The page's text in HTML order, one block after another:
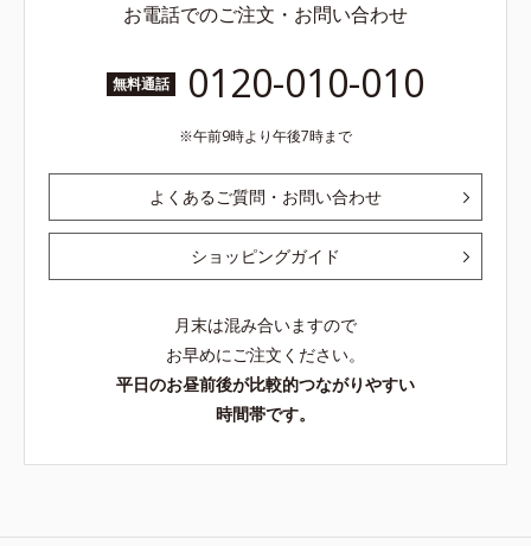
お電話でのご注文・お問い合わせ
無料通話 0120-010-010
午前9時より午後7時まで
よくあるご質問・お問い合わせ
ショッピングガイド
月末は混み合いますので
お早めにご注文ください。
平日のお昼前後が比較的つながりやすい
時間帯です。